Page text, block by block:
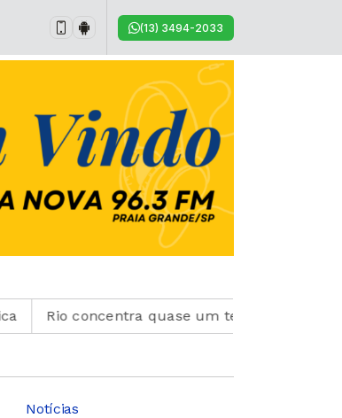
(13) 3494-2033
Rio concentra quase um terço de casos de
Notícias